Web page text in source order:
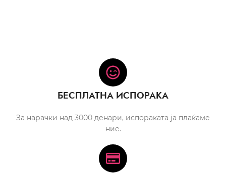
БЕСПЛАТНА ИСПОРАКА
За нарачки над 3000 денари, испораката ја плаќаме
ние.